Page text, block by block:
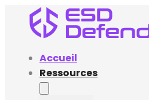
Accueil
Ressources